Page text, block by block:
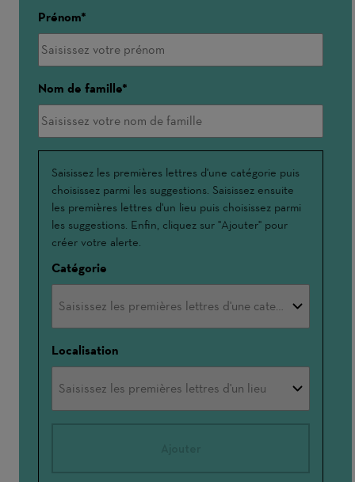
Prénom
Nom de famille
Interessé(e)
par
Saisissez les premières lettres d'une catégorie puis
choisissez parmi les suggestions. Saisissez ensuite
les premières lettres d'un lieu puis choisissez parmi
les suggestions. Enfin, cliquez sur "Ajouter" pour
créer votre alerte.
Catégorie
Localisation